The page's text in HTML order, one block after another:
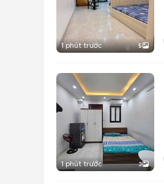
1 phút trước 5
1 phút trước 3